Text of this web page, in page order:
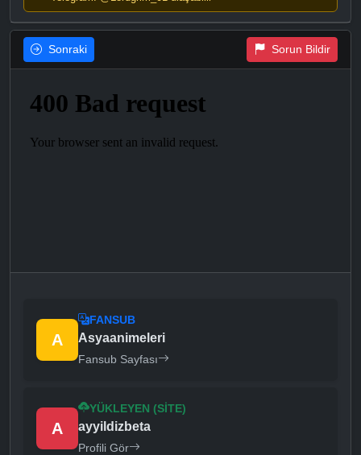
Sonraki Sorun Bildir
A
FANSUB
Asyaanimeleri
Fansub Sayfası
A
YÜKLEYEN (SITE)
ayyildizbeta
Profili Gör